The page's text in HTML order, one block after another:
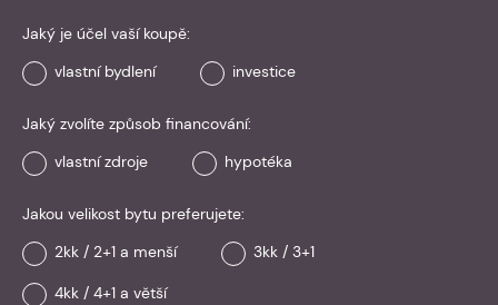
Jaký je účel vaší koupě:
vlastní bydlení
investice
Jaký zvolíte způsob financování:
vlastní zdroje
hypotéka
Jakou velikost bytu preferujete:
2kk / 2+1 a menší
3kk / 3+1
4kk / 4+1 a větší